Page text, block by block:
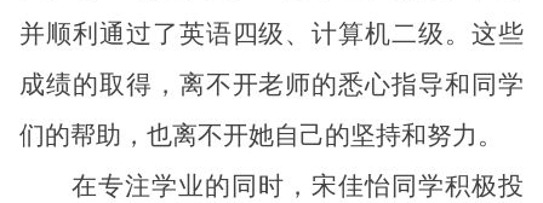
并顺利通过了英语四级、计算机二级。这些
成绩的取得，离不开老师的悉心指导和同学
们的帮助，也离不开她自己的坚持和努力。
在专注学业的同时，宋佳怡同学积极投